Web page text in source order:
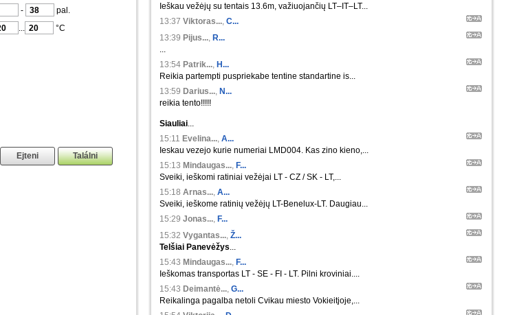
- pal.
°C
Ieškau vežėjų su tentais 13.6m, važiuojančių LT–IT–LT...
13:37 Viktoras..., C...
13:39 Pijus..., R...
...
13:54 Patrik..., H...
Reikia partempti puspriekabe tentine standartine is...
13:59 Darius..., N...
reikia tento!!!!!
Siauliai...
15:11 Evelina..., A...
Ieskau vezejo kurie numeriai LMD004. Kas zino kieno,...
15:13 Mindaugas..., F...
Sveiki, ieškomi ratiniai vežėjai LT - CZ / SK - LT,...
15:18 Arnas..., A...
Sveiki, ieškome ratinių vežėjų LT-Benelux-LT. Daugiau...
15:29 Jonas..., F...
15:32 Vygantas..., Ž...
Telšiai Panevėžys...
15:43 Mindaugas..., F...
Ieškomas transportas LT - SE - FI - LT. Pilni kroviniai....
15:43 Deimantė..., G...
Reikalinga pagalba netoli Cvikau miesto Vokieitjoje,...